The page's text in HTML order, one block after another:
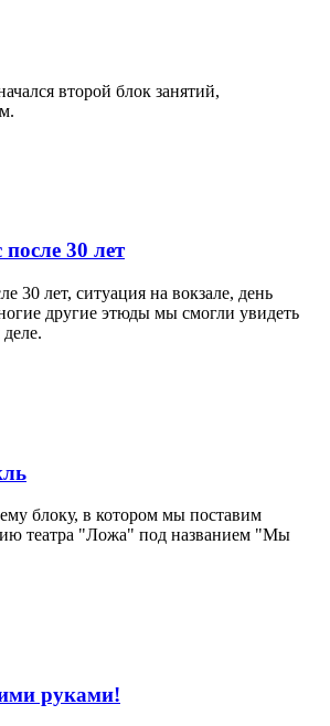
второй блок занятий,
30 лет
30 лет, ситуация на вокзале, день
другие этюды мы смогли увидеть
блоку, в котором мы поставим
театра "Ложа" под названием "Мы
руками!